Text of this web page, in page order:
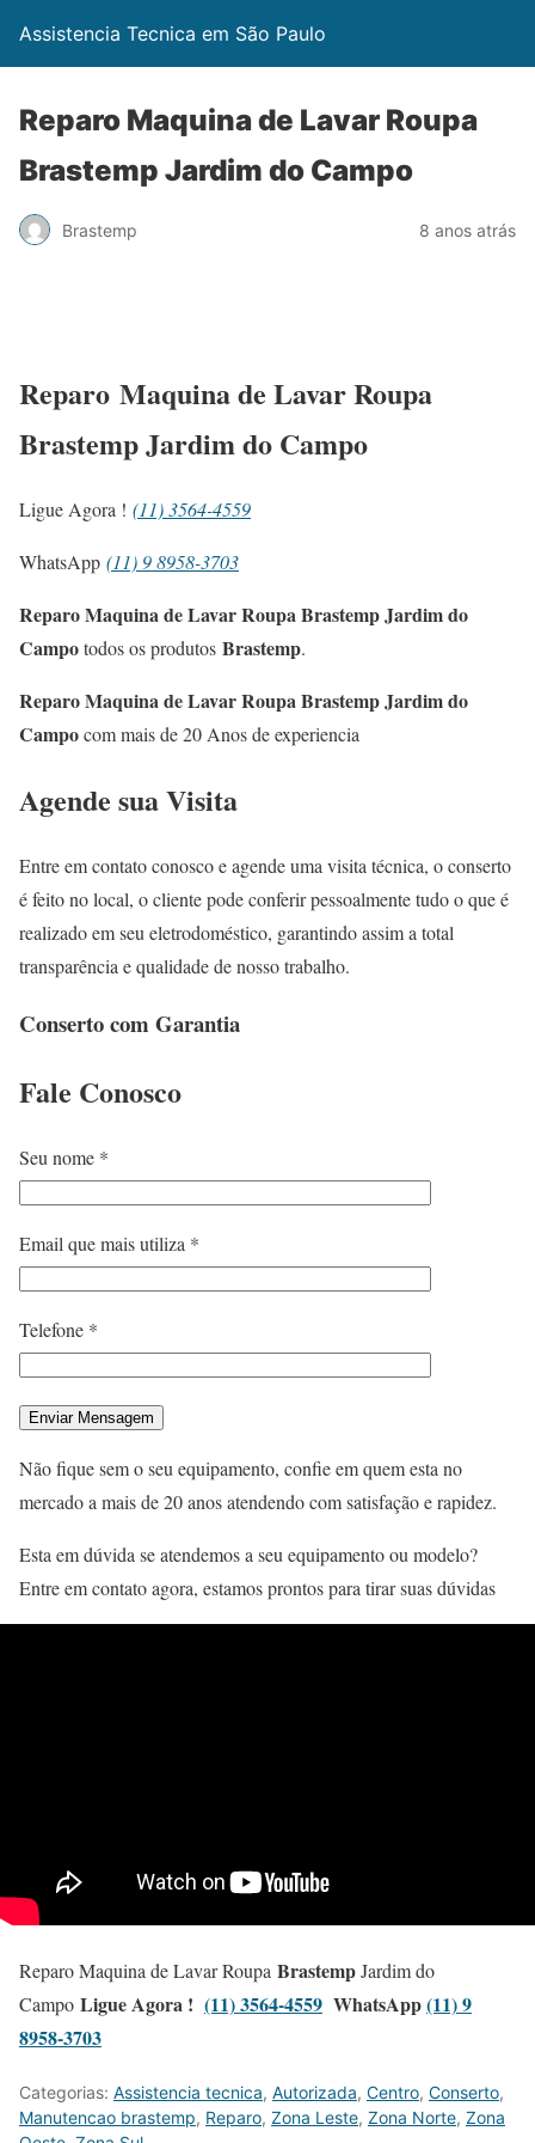
Assistencia Tecnica em São Paulo
Reparo Maquina de Lavar Roupa
Brastemp Jardim do Campo
Brastemp 8 anos atrás
Reparo Maquina de Lavar Roupa
Brastemp Jardim do Campo
Ligue Agora ! (11) 3564-4559
WhatsApp (11) 9 8958-3703
Reparo Maquina de Lavar Roupa Brastemp Jardim do
Campotodos os produtos Brastemp.
Reparo Maquina de Lavar Roupa Brastemp Jardim do
Campocom mais de 20 Anos de experiencia
Agende sua Visita
Entre em contato conosco e agende uma visita técnica, o conserto
é feito no local, o cliente pode conferir pessoalmente tudo o que é
realizado em seu eletrodoméstico, garantindo assim a total
transparência e qualidade de nosso trabalho.
Conserto com Garantia
Fale Conosco
Seu nome *
Email que mais utiliza *
Telefone *
Não fique sem o seu equipamento, confie em quem esta no
mercado a mais de 20 anos atendendo com satisfação e rapidez.
Esta em dúvida se atendemos a seu equipamento ou modelo?
Entre em contato agora, estamos prontos para tirar suas dúvidas
Reparo Maquina de Lavar Roupa BrastempJardim do
Campo Ligue Agora ! (11) 3564-4559 WhatsApp(11) 9
8958-3703
Categorias: Assistencia tecnica, Autorizada, Centro, Conserto,
Manutencao brastemp, Reparo, Zona Leste, Zona Norte, Zona